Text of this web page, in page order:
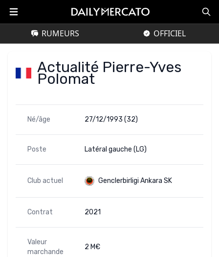
RUMEURS OFFICIEL
Actualité Pierre-Yves
Polomat
Né/âge 27/12/1993 (32)
Poste Latéral gauche (LG)
Club actuel Genclerbirligi Ankara SK
Contrat 2021
Valeur
marchande
2 M€